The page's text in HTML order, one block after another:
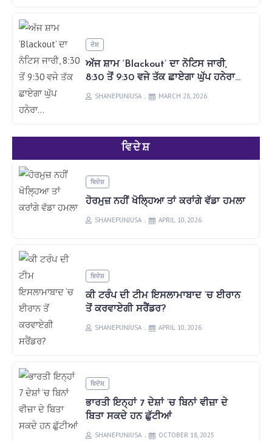
ਦੇਸ਼
ਅੱਜ ਸ਼ਾਮ ‘Blackout’ ਦਾ ਨੋਟਿਸ ਜਾਰੀ,
8:30 ਤੋਂ 9:30 ਵਜੇ ਤੱਕ ਛਾਏਗਾ ਘੁੱਪ ਹਨੇਰਾ…
SHANEPUNJUSA MARCH 28, 2026
ਵਿਦੇਸ਼
ਵਿਦੇਸ਼
ਹੋਰਮੁਜ਼ ਨਹੀਂ ਖੋਲ੍ਹਿਆ ਤਾਂ ਕਰਾਂਗੇ ਵੱਡਾ ਹਮਲਾ
SHANEPUNJUSA APRIL 10, 2026
ਵਿਦੇਸ਼
ਕੀ ਟਰੰਪ ਦੀ ਟੀਮ ਇਸਲਾਮਾਬਾਦ ‘ਚ ਈਰਾਨ
ਤੋਂ ਕਰਵਾਏਗੀ ਸਰੈਂਡਰ?
SHANEPUNJUSA APRIL 10, 2026
ਵਿਦੇਸ਼
ਭਾਰਤੀ ਇਨ੍ਹਾਂ 7 ਦੇਸ਼ਾਂ ‘ਚ ਬਿਨਾਂ ਵੀਜ਼ਾ ਦੇ
ਬਿਤਾ ਸਕਦੇ ਹਨ ਛੁੱਟੀਆਂ
SHANEPUNJUSA OCTOBER 18, 2025